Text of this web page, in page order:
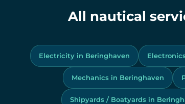
All nautical
Electricity in Beringhaven
Mechanics in Beringhaven
Shipyards / Boatyards in